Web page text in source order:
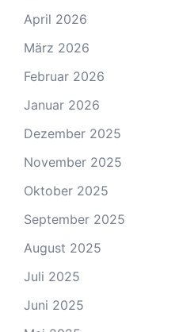
April 2026
März 2026
Februar 2026
Januar 2026
Dezember 2025
November 2025
Oktober 2025
September 2025
August 2025
Juli 2025
Juni 2025